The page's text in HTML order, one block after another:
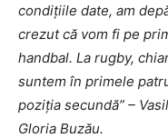
condiţiile date, am
crezut că vom fi pe
handbal. La rugby,
suntem în primele
poziţia secundă” –
Gloria Buzău.